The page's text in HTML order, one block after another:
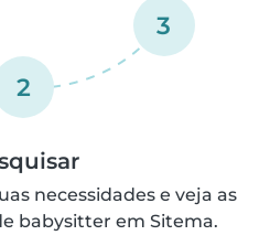
2
3
necessidades e veja as
babysitter em Sitema.